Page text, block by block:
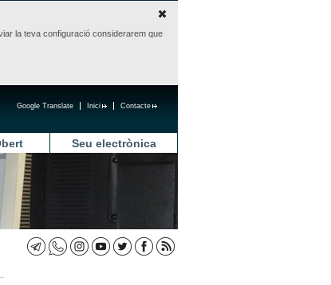
la teva configuració considerarem que
Contacte
Inici
Google Translate
Seu electrònica